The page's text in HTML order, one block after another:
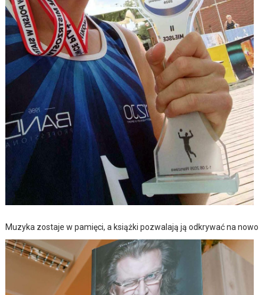
Muzyka zostaje w pamięci, a książki pozwalają ją odkrywać na nowo